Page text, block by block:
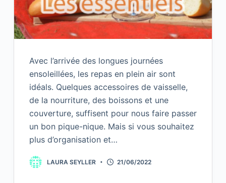
Avec l’arrivée des longues journées
ensoleillées, les repas en plein air sont
idéals. Quelques accessoires de vaisselle,
de la nourriture, des boissons et une
couverture, suffisent pour nous faire passer
un bon pique-nique. Mais si vous souhaitez
plus d’organisation et…
LAURA SEYLLER 21/06/2022